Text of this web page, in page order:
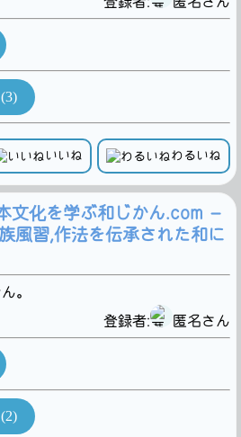
いいね わるいね
文化を学ぶ和じかん.com –
風習,作法を伝承された和に
。
登録者:
匿名さん